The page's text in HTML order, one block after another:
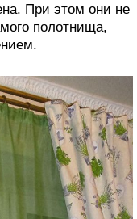
При этом они не
полотнища,